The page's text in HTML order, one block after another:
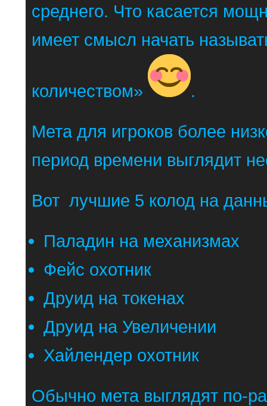
среднего. Что касается
имеет смысл начать
количеством» .
Мета для игроков более
период времени выглядит
Вот лучшие 5 колод на
Паладин на механизмах
Фейс охотник
Друид на токенах
Друид на Увеличении
Хайлендер охотник
Обычно мета выглядят по-